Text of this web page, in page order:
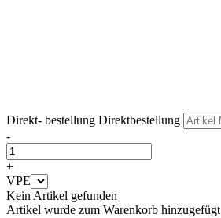
Direkt- bestellung Direktbestellung
-
+
VPE
Kein Artikel gefunden
Artikel wurde zum Warenkorb hinzugefügt